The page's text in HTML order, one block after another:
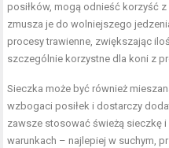
posiłków, mogą odnieść korzyść
zmusza je do wolniejszego
procesy trawienne, zwiększając
szczególnie korzystne dla koni z
Sieczka może być również
wzbogaci posiłek i dostarczy
zawsze stosować świeżą sieczkę
warunkach – najlepiej w suchym,